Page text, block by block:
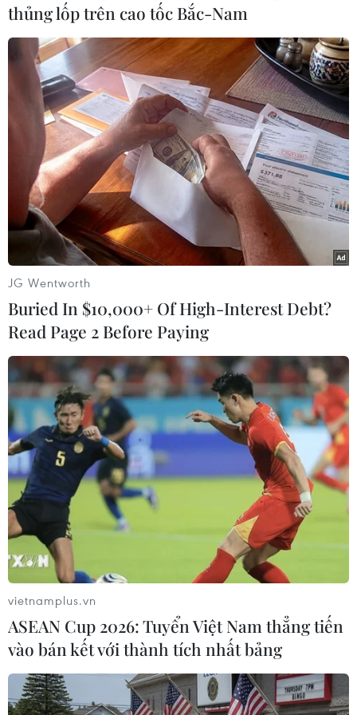
KonTum là quản trị kinh doanh; quản trị dịch
vụ du lịch và lữ hành; kế toán; kiểm toán; kinh
doanh thương mại./.
(TTXVN/Vietnam+)
#Tỷ lệ chọi #Đại học Đà Nẵng
#Đại học Kinh tế
#Cao đẳng
#Đại học Sư phạm
#Thí sinh
#Đại học Ngoại ngữ
#Đại học Bách khoa
TP. Đà Nẵng
Theo dõi VietnamPlus
thủng lốp trên cao tốc Bắc-Nam
JG Wentworth
Buried In $10,000+ Of High-Interest Debt?
Read Page 2 Before Paying
vietnamplus.vn
ASEAN Cup 2026: Tuyển Việt Nam thẳng tiến
vào bán kết với thành tích nhất bảng